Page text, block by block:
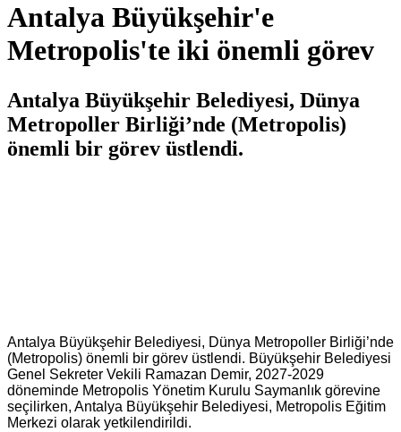
Antalya Büyükşehir'e
Metropolis'te iki önemli görev
Antalya Büyükşehir Belediyesi, Dünya
Metropoller Birliği’nde (Metropolis)
önemli bir görev üstlendi.
Antalya Büyükşehir Belediyesi, Dünya Metropoller Birliği’nde
(Metropolis) önemli bir görev üstlendi. Büyükşehir Belediyesi
Genel Sekreter Vekili Ramazan Demir, 2027-2029
döneminde Metropolis Yönetim Kurulu Saymanlık görevine
seçilirken, Antalya Büyükşehir Belediyesi, Metropolis Eğitim
Merkezi olarak yetkilendirildi.